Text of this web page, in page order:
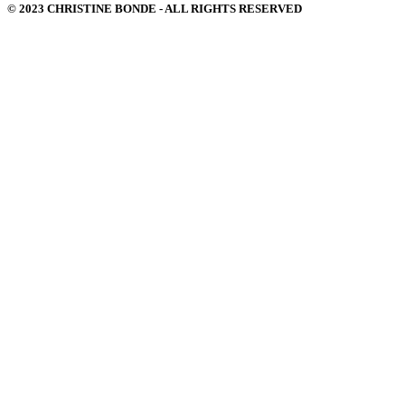
© 2023 CHRISTINE BONDE - ALL RIGHTS RESERVED